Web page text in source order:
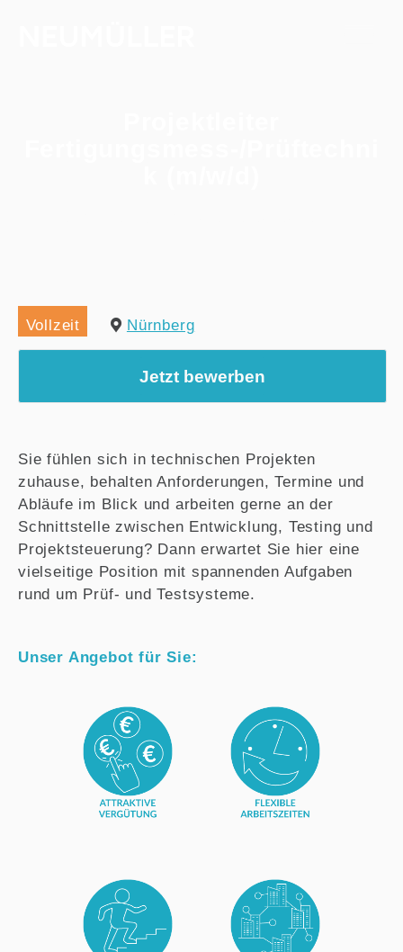
Vollzeit Nürnberg
Jetzt bewerben
Sie fühlen sich in technischen Projekten
zuhause, behalten Anforderungen, Termine und
Abläufe im Blick und arbeiten gerne an der
Schnittstelle zwischen Entwicklung, Testing und
Projektsteuerung? Dann erwartet Sie hier eine
vielseitige Position mit spannenden Aufgaben
rund um Prüf- und Testsysteme.
Unser Angebot für Sie: